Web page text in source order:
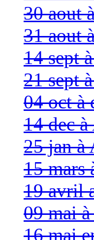
30 aout
31 aout
14 sept
21 sept
04 oct à
14 dec
25 jan à
15 mars
19 avril
09 mai
16 mai